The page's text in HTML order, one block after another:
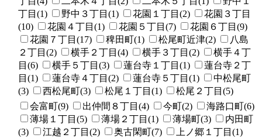
丁目(1)
野中３丁目(1) 花園１丁目(2)
花園３丁目
(10)
花園４丁目(1) 花園５丁目(7)
花園６丁目(9)
花園７丁目(17)
稗田町(1) 松尾町近津(2)
八島
２丁目(2)
横手２丁目(4) 横手３丁目(2)
横手４丁
目(6)
横手５丁目(3) 蓮台寺１丁目(1)
蓮台寺２丁
目(1)
蓮台寺４丁目(2) 蓮台寺５丁目(1)
中松尾町
(3)
西松尾町(3) 松尾１丁目(1) 松尾２丁目(5)
会富町(9) 出仲間８丁目(4) 今町(2)
海路口町(6)
薄場１丁目(5)
薄場２丁目(1) 薄場町(3)
内田町
(3)
江越２丁目(2) 奥古閑町(7)
上ノ郷１丁目(1)